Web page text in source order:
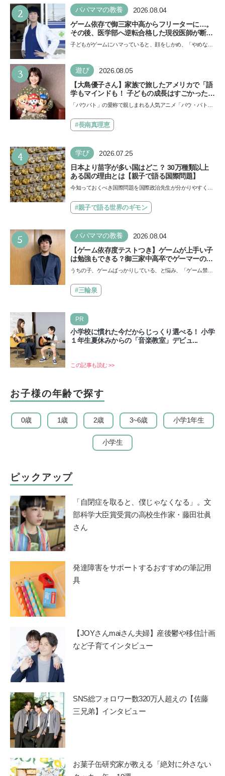
2 パパママの教養 2026.08.04
ゲーム依存で御三家中高からフリーターに…。
その後、医学部へ逆転合格した現役医師が断言
「ゲームの経験が受験勉強に役立った」そう考
える背景とは
子どもがゲームにハマっていると、顔をしかめ、「やめなさ
い…
3 遊び 2026.08.05
【大島優子さん】家族で旅したアメリカで「語
学もマインドも！ 子どもの成長はすごかった」
声優をつとめた映画『パウ・パトロール ザ・ダ
イノ・ムービー』ではあきらめなければ何でも
できると子どもに知ってほしい
「パウパト」の愛称で親しまれる人気アニメ「パウ・パトロ
ザ…#長南真理恵
4 学び 2026.07.25
日本より苗字が多い国はどこ？ 30万種類以上
ある国の理由とは【親子で語る国際問題】
今知っておくべき国際問題を国際政治先生が分かりやすく解
類…#親子で語る世界のギモン
5 パパママの教養 2026.08.04
【ゲーム依存度テストつき】ゲームが上手い子
は勉強もできる？御三家中高卒でゲーマーの医
師・阿部智史さんが教えるゲームしながら受験
で勝つためのメソッド
うちの子、ゲームばっかりしている、と悩み、「ゲーム禁
も…#三輪泉
PR
小学校に慣れた今だからじっくり選べる！ 小学
１年生夏休みからの「音楽教室」デビュ...
この記事も読む >>
お子様の年齢で探す
0歳 1歳 2歳 3~6歳 小学1年生
小学生
ピックアップ
「自閉症を取ると、僕じゃなくなる」。文
部科学大臣賞受賞の高校生作家・藤田壮眞
さん
発達障害をサポートするおすすめの筆記用
具
【JOYさんmaiさん夫婦】産後鬱や移住計画
など子育てインタビュー
SNS総フォロワー数320万人超えの【佐藤
三兄弟】インタビュー
お菓子缶研究家が教える「絶対に外さない